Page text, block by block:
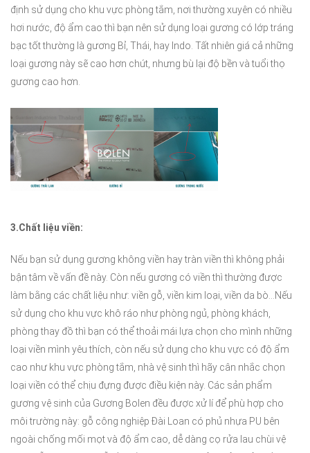
định sử dụng cho khu vực phòng tắm, nơi thường xuyên có nhiều
hơi nước, độ ẩm cao thì bạn nên sử dụng loại gương có lớp tráng
bạc tốt thường là gương Bỉ, Thái, hay Indo. Tất nhiên giá cả những
loại gương này sẽ cao hơn chút, nhưng bù lại độ bền và tuổi thọ
gương cao hơn.
3.Chất liệu viền:
Nếu bạn sử dụng gương không viền hay tràn viền thì không phải
bận tâm về vấn đề này. Còn nếu gương có viền thì thường được
làm bằng các chất liệu như: viền gỗ, viền kim loại, viền da bò…Nếu
sử dụng cho khu vực khô ráo như phòng ngủ, phòng khách,
phòng thay đồ thì bạn có thể thoải mái lựa chọn cho mình những
loại viền mình yêu thích, còn nếu sử dụng cho khu vực có độ ẩm
cao như khu vực phòng tắm, nhà vệ sinh thì hãy cân nhắc chọn
loại viền có thể chịu đựng được điều kiện này. Các sản phẩm
gương vệ sinh của Gương Bolen đều được xử lí để phù hợp cho
môi trường này: gỗ công nghiệp Đài Loan có phủ nhựa PU bên
ngoài chống mối mọt và độ ẩm cao, dễ dàng cọ rửa lau chùi vệ